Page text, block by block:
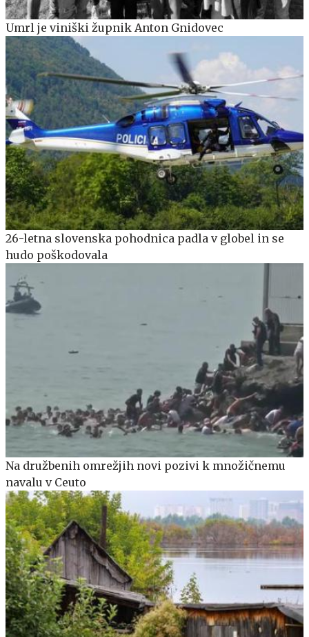
Umrl je viniški župnik Anton Gnidovec
26-letna slovenska pohodnica padla v globel in se
hudo poškodovala
Na družbenih omrežjih novi pozivi k množičnemu
navalu v Ceuto